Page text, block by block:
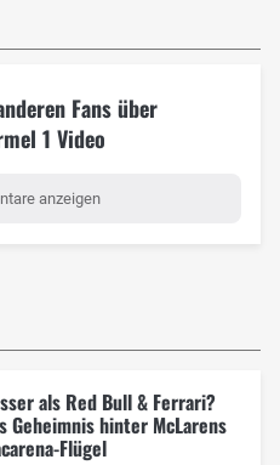
Fans über
1 Video
anzeigen
als Red Bull & Ferrari?
Geheimnis hinter McLarens
Flügel